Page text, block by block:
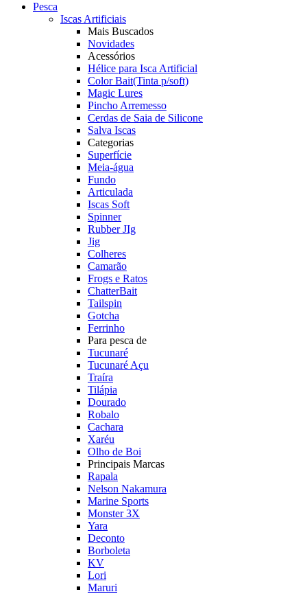
Pesca
Iscas Artificiais
Mais Buscados
Novidades
Acessórios
Hélice para Isca Artificial
Color Bait(Tinta p/soft)
Magic Lures
Pincho Arremesso
Cerdas de Saia de Silicone
Salva Iscas
Categorias
Superfície
Meia-água
Fundo
Articulada
Iscas Soft
Spinner
Rubber JIg
Jig
Colheres
Camarão
Frogs e Ratos
ChatterBait
Tailspin
Gotcha
Ferrinho
Para pesca de
Tucunaré
Tucunaré Açu
Traíra
Tilápia
Dourado
Robalo
Cachara
Xaréu
Olho de Boi
Principais Marcas
Rapala
Nelson Nakamura
Marine Sports
Monster 3X
Yara
Deconto
Borboleta
KV
Lori
Maruri